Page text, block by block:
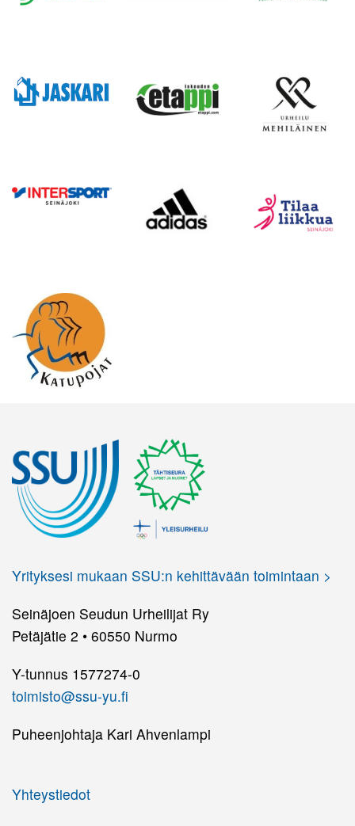
Yrityksesi mukaan SSU:n kehittävään toimintaan >
Seinäjoen Seudun Urheilijat Ry
Petäjätie 2 • 60550 Nurmo
Y-tunnus 1577274-0
toimisto@ssu-yu.fi
Puheenjohtaja Kari Ahvenlampi
Yhteystiedot